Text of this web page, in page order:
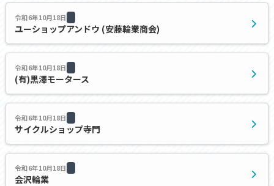
令和6年10月18日
ユーショップアンドウ (安藤輪業商会)
令和6年10月18日
(有)黒澤モータース
令和6年10月18日
サイクルショップ寺門
令和6年10月18日
会沢輪業